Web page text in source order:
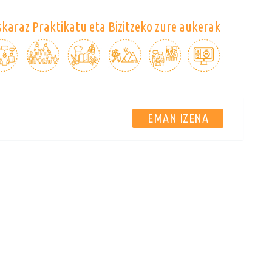
Praktikatu eta Bizitzeko zure aukerak
EMAN IZENA